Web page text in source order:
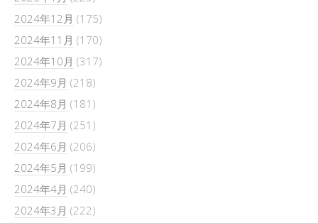
2024年12月 (175)
2024年11月 (170)
2024年10月 (317)
2024年9月 (218)
2024年8月 (181)
2024年7月 (251)
2024年6月 (206)
2024年5月 (199)
2024年4月 (240)
2024年3月 (222)